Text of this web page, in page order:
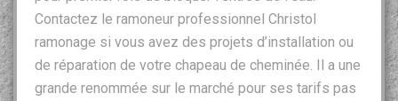
Contactez le ramoneur professionnel Christol
ramonage si vous avez des projets d’installation ou
de réparation de votre chapeau de cheminée. Il a une
grande renommée sur le marché pour ses tarifs pas